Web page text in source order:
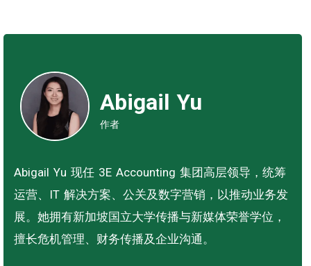
Abigail Yu
作者
Abigail Yu 现任 3E Accounting 集团高层领导，统筹
运营、IT 解决方案、公关及数字营销，以推动业务发
展。她拥有新加坡国立大学传播与新媒体荣誉学位，
擅长危机管理、财务传播及企业沟通。